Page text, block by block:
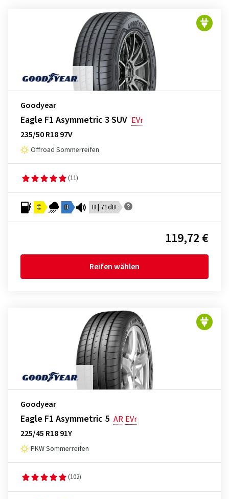
Goodyear
Eagle F1 Asymmetric 3 SUV EVr
235/50 R18 97V
Offroad Sommerreifen
(11)
C B B | 71dB
119,72 €
Reifen wählen
Goodyear
Eagle F1 Asymmetric 5 AR EVr
225/45 R18 91Y
PKW Sommerreifen
(102)